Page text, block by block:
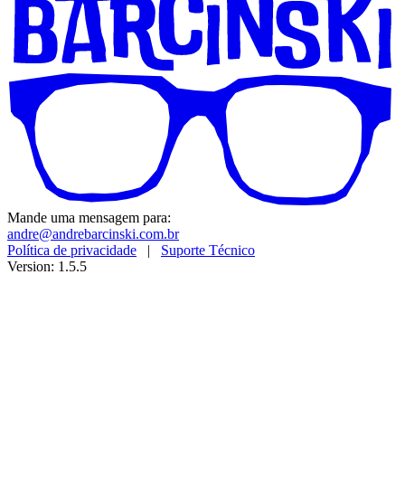
Mande uma mensagem para:
andre@andrebarcinski.com.br
Política de privacidade | Suporte Técnico
Version: 1.5.5